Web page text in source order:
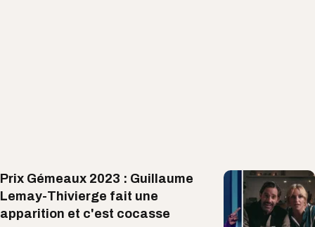
Prix Gémeaux 2023 : Guillaume
Lemay-Thivierge fait une
apparition et c'est cocasse